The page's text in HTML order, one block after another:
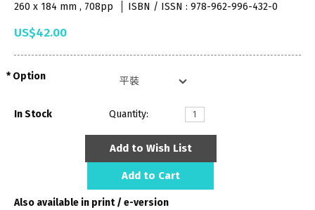
260 x 184 mm , 708pp
ISBN / ISSN : 978-962-996-432-0
US$42.00
Option
In Stock Quantity:
Add to Wish List
Add to Cart
Also available in print / e-version